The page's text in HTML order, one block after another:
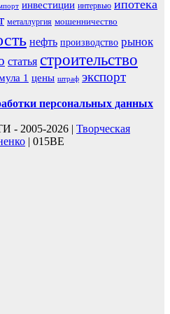
инвестиции интервью ипотека
металлургия мошенничество
нефть производство рынок
статья строительство
1 цены штраф экспорт
персональных данных
2005-2026 | Творческая
| 015BE